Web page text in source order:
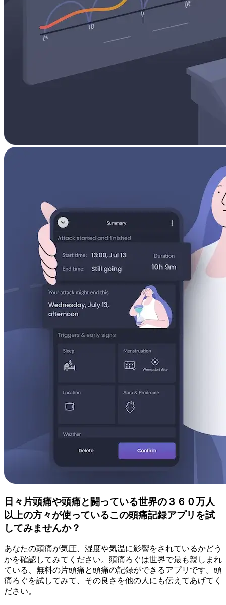
日々片頭痛や頭痛と闘っている世界の３６０万人
以上の方々が使っているこの頭痛記録アプリを試
してみませんか？
あなたの頭痛が気圧、湿度や気温に影響をされているかどう
かを確認してみてください。頭痛ろぐは世界で最も親しまれ
ている、無料の片頭痛と頭痛の記録ができるアプリです。頭
痛ろぐを試してみて、その良さを他の人にも伝えてあげてく
ださい。